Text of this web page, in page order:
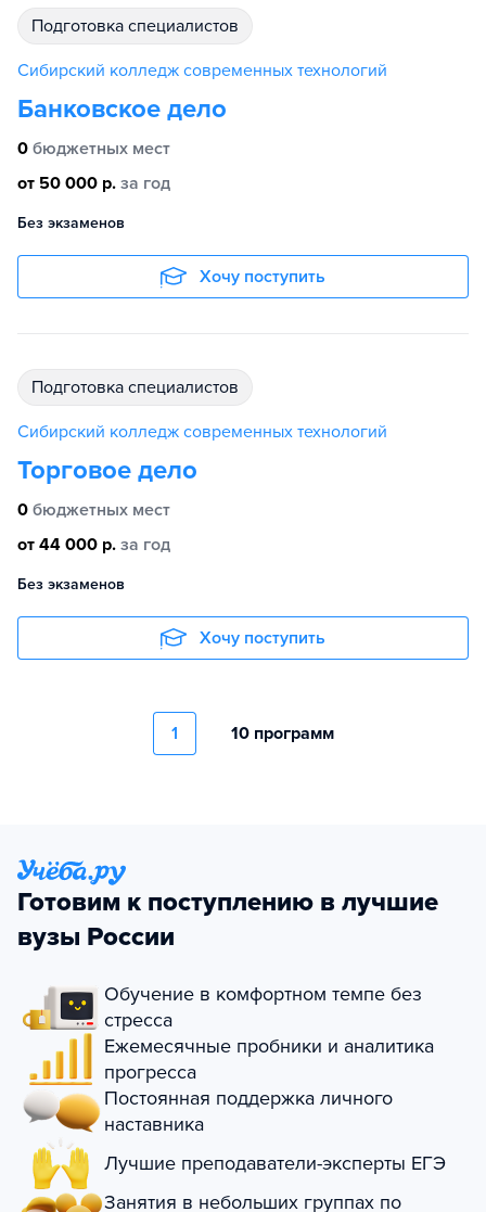
подготовка специалистов
Сибирский колледж современных технологий
Банковское дело
0 бюджетных мест
от 50 000 р. за год
Без экзаменов
Хочу поступить
подготовка специалистов
Сибирский колледж современных технологий
Торговое дело
0 бюджетных мест
от 44 000 р. за год
Без экзаменов
Хочу поступить
1 10 программ
Готовим к поступлению в лучшие
вузы России
Обучение в комфортном темпе без
стресса
Ежемесячные пробники и аналитика
прогресса
Постоянная поддержка личного
наставника
Лучшие преподаватели-эксперты ЕГЭ
Занятия в небольших группах по